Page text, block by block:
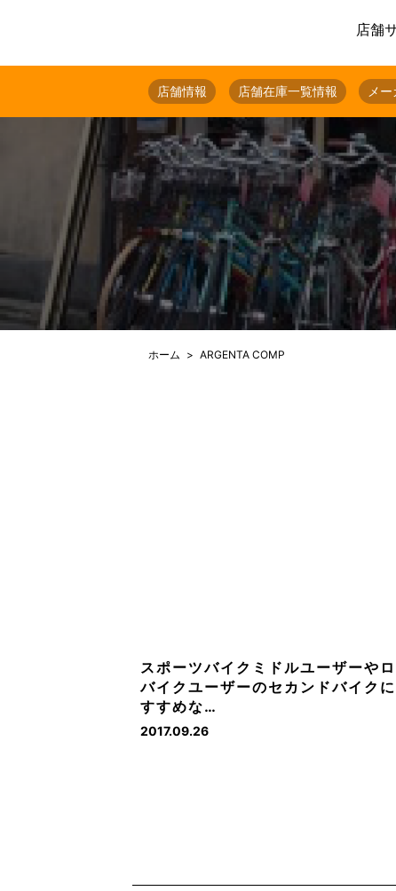
店舗
店舗情報 店舗在庫一覧情報 メ
ホーム ARGENTA COMP
スポーツバイクミドルユーザーや
バイクユーザーのセカンドバイク
すすめな…
2017.09.26